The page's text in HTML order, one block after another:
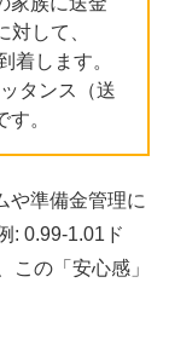
して、
着します。
タンス（送
。
や準備金管理に
: 0.99-1.01ド
この「安心感」